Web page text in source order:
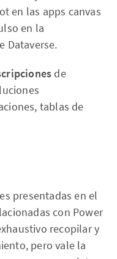
en las apps canvas
en la
Dataverse.
de
tablas de
presentadas en el
con Power
recopilar y
pero vale la